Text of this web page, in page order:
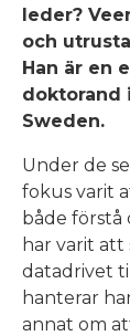
leder?
och
Han är en
doktorand
Sweden.
Under de
fokus varit
både förstå
har varit
datadrivet
hanterar
annat om